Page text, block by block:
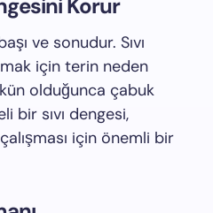
Korur
ve sonudur. Sıvı
için terin neden
olduğunca çabuk
bir sıvı dengesi,
için önemli bir